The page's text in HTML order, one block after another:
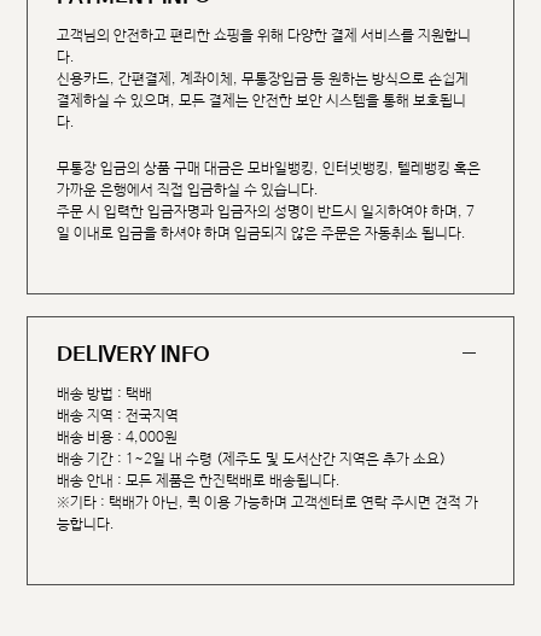
고객님의 안전하고 편리한 쇼핑을 위해 다양한 결제 서비스를 지원합니
다.
신용카드, 간편결제, 계좌이체, 무통장입금 등 원하는 방식으로 손쉽게
결제하실 수 있으며, 모든 결제는 안전한 보안 시스템을 통해 보호됩니
다.
무통장 입금의 상품 구매 대금은 모바일뱅킹, 인터넷뱅킹, 텔레뱅킹 혹은
가까운 은행에서 직접 입금하실 수 있습니다.
주문 시 입력한 입금자명과 입금자의 성명이 반드시 일치하여야 하며, 7
일 이내로 입금을 하셔야 하며 입금되지 않은 주문은 자동취소 됩니다.
DELIVERY INFO
배송 방법 : 택배
배송 지역 : 전국지역
배송 비용 : 4,000원
배송 기간 : 1~2일 내 수령 (제주도 및 도서산간 지역은 추가 소요)
배송 안내 : 모든 제품은 한진택배로 배송됩니다.
※기타 : 택배가 아닌, 퀵 이용 가능하며 고객센터로 연락 주시면 견적 가
능합니다.